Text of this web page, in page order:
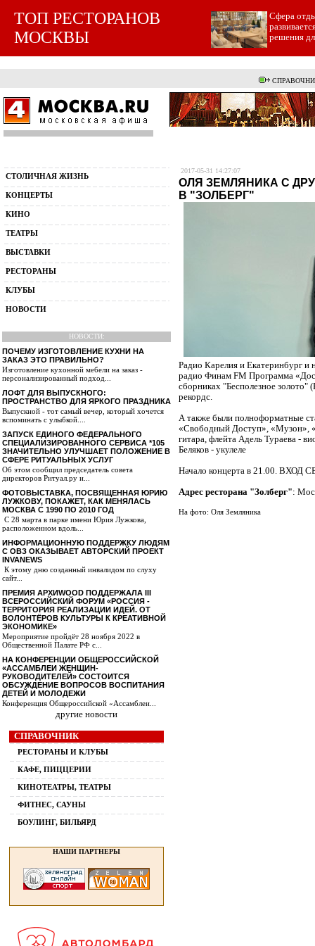
ТОП РЕСТОРАНОВ
МОСКВЫ
Cфера
решения
СТОЛИЧНАЯ ЖИЗНЬ
КОНЦЕРТЫ
КИНО
ТЕАТРЫ
ВЫСТАВКИ
РЕСТОРАНЫ
КЛУБЫ
НОВОСТИ
НОВОСТИ:
ПОЧЕМУ ИЗГОТОВЛЕНИЕ КУХНИ НА
ЗАКАЗ ЭТО ПРАВИЛЬНО?
Изготовление кухонной мебели на заказ -
персонализированный подход...
ЛОФТ ДЛЯ ВЫПУСКНОГО:
ПРОСТРАНСТВО ДЛЯ ЯРКОГО ПРАЗДНИКА
Выпускной - тот самый вечер, который хочется
вспоминать с улыбкой....
ЗАПУСК ЕДИНОГО ФЕДЕРАЛЬНОГО
СПЕЦИАЛИЗИРОВАННОГО СЕРВИСА *105
ЗНАЧИТЕЛЬНО УЛУЧШАЕТ ПОЛОЖЕНИЕ В
СФЕРЕ РИТУАЛЬНЫХ УСЛУГ
Об этом сообщил председатель совета
директоров Ритуал.ру и...
ФОТОВЫСТАВКА, ПОСВЯЩЕННАЯ ЮРИЮ
ЛУЖКОВУ, ПОКАЖЕТ, КАК МЕНЯЛАСЬ
МОСКВА С 1990 ПО 2010 ГОД
С 28 марта в парке имени Юрия Лужкова,
расположенном вдоль...
ИНФОРМАЦИОННУЮ ПОДДЕРЖКУ ЛЮДЯМ
С ОВЗ ОКАЗЫВАЕТ АВТОРСКИЙ ПРОЕКТ
INVANEWS
К этому дню созданный инвалидом по слуху
сайт...
ПРЕМИЯ АРХИWOOD ПОДДЕРЖАЛА III
ВСЕРОССИЙСКИЙ ФОРУМ «РОССИЯ -
ТЕРРИТОРИЯ РЕАЛИЗАЦИИ ИДЕЙ. ОТ
ВОЛОНТЁРОВ КУЛЬТУРЫ К КРЕАТИВНОЙ
ЭКОНОМИКЕ»
Мероприятие пройдёт 28 ноября 2022 в
Общественной Палате РФ с...
НА КОНФЕРЕНЦИИ ОБЩЕРОССИЙСКОЙ
«АССАМБЛЕИ ЖЕНЩИН-
РУКОВОДИТЕЛЕЙ» СОСТОИТСЯ
ОБСУЖДЕНИЕ ВОПРОСОВ ВОСПИТАНИЯ
ДЕТЕЙ И МОЛОДЕЖИ
Конференция Общероссийской «Ассамблеи...
другие новости
СПРАВОЧНИК
РЕСТОРАНЫ И КЛУБЫ
КАФЕ, ПИЦЦЕРИИ
КИНОТЕАТРЫ, ТЕАТРЫ
ФИТНЕС, САУНЫ
БОУЛИНГ, БИЛЬЯРД
НАШИ ПАРТНЕРЫ
2017-05-31 14:27:07
ОЛЯ ЗЕМЛЯНИКА С
В "ЗОЛБЕРГ"
Радио Карелия и Екатеринбург
радио Финам FM Программа
сборниках "Бесполезное золото"
рекордс.
А также были полноформатные
«Свободный Доступ», «Музон»,
гитара, флейта Адель Тураева -
Беляков - укулеле
Начало концерта в 21.00. ВХОД
Адрес ресторана "Золберг":
На фото: Оля Земляника